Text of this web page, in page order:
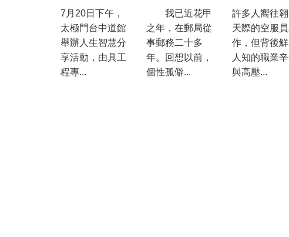
7月20日下午，
太極門台中道館
舉辦人生智慧分
享活動，由具工
程專...
我已近花甲
之年，在郵局從
事郵務二十多
年。回想以前，
個性孤僻...
許多人嚮往
天際的空服
作，但背後
人知的職業
與高壓...